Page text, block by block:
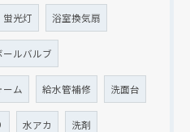
蛍光灯 浴室換気扇
ールバルブ
ーム 給水管補修 洗面台
水アカ 洗剤